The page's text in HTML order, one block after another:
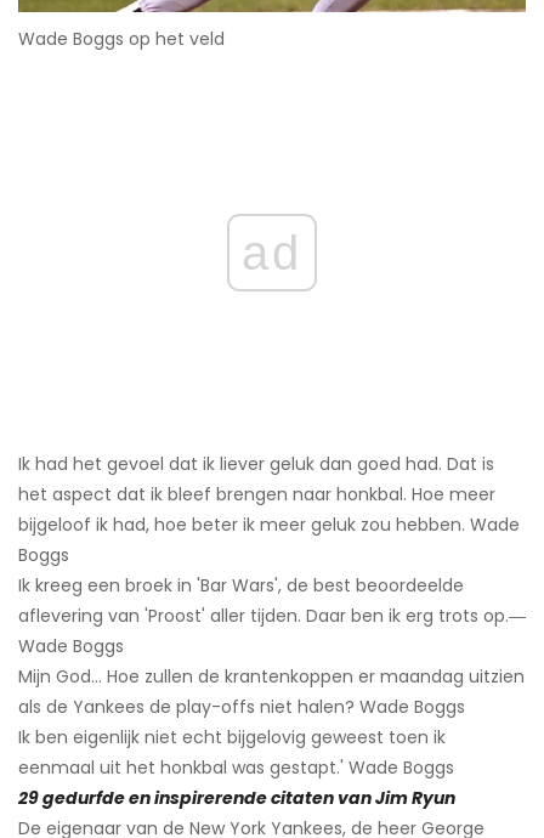
Wade Boggs op het veld
ad
Ik had het gevoel dat ik liever geluk dan goed had. Dat is
het aspect dat ik bleef brengen naar honkbal. Hoe meer
bijgeloof ik had, hoe beter ik meer geluk zou hebben. Wade
Boggs
Ik kreeg een broek in 'Bar Wars', de best beoordeelde
aflevering van 'Proost' aller tijden. Daar ben ik erg trots op.―
Wade Boggs
Mijn God... Hoe zullen de krantenkoppen er maandag uitzien
als de Yankees de play-offs niet halen? Wade Boggs
Ik ben eigenlijk niet echt bijgelovig geweest toen ik
eenmaal uit het honkbal was gestapt.' Wade Boggs
29 gedurfde en inspirerende citaten van Jim Ryun
De eigenaar van de New York Yankees, de heer George